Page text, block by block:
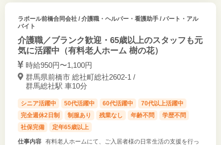
ラポール前橋合同会社/ 介護職・ヘルパー・看護助手 / パート・アル
バイト
介護職／ブランク歓迎・65歳以上のスタッフも元
気に活躍中（有料老人ホーム 樹の花）
時給950円〜1,100円
群馬県前橋市 総社町総社2602-1 /
群馬総社駅 車10分
シニア活躍中 50代活躍中 60代活躍中
70代以上活躍中
完全週休2日制
制服あり 残業なし 年齢不問
学歴不問
社保完備
定年65歳以上
仕事内容 有料老人ホームにて、ご入居者様の日常生活の支援を行っ